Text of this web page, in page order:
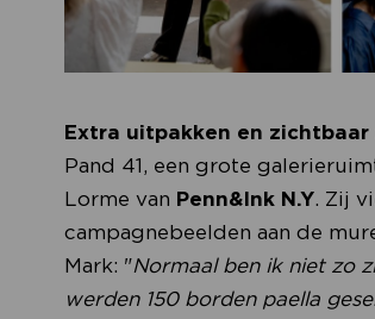
Extra uitpakken en zichtbaar
Pand 41, een grote
Lorme van Penn&Ink N.Y. Zij
campagnebeelden aan de
Mark: "Normaal ben ik niet zo
werden 150 borden paella